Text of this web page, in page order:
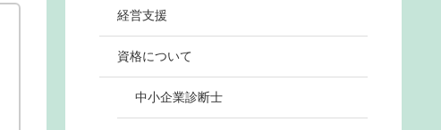
経営支援
資格について
中小企業診断士